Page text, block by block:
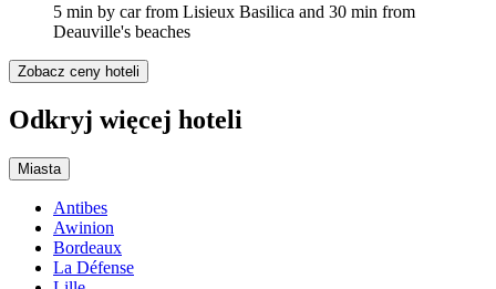
5 min by car from Lisieux Basilica and 30 min from
Deauville's beaches
Zobacz ceny hoteli
Odkryj więcej hoteli
Miasta
Antibes
Awinion
Bordeaux
La Défense